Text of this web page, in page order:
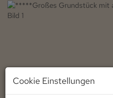
Cookie Einstellungen